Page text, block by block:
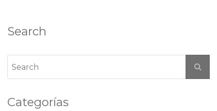
Search
Categorías